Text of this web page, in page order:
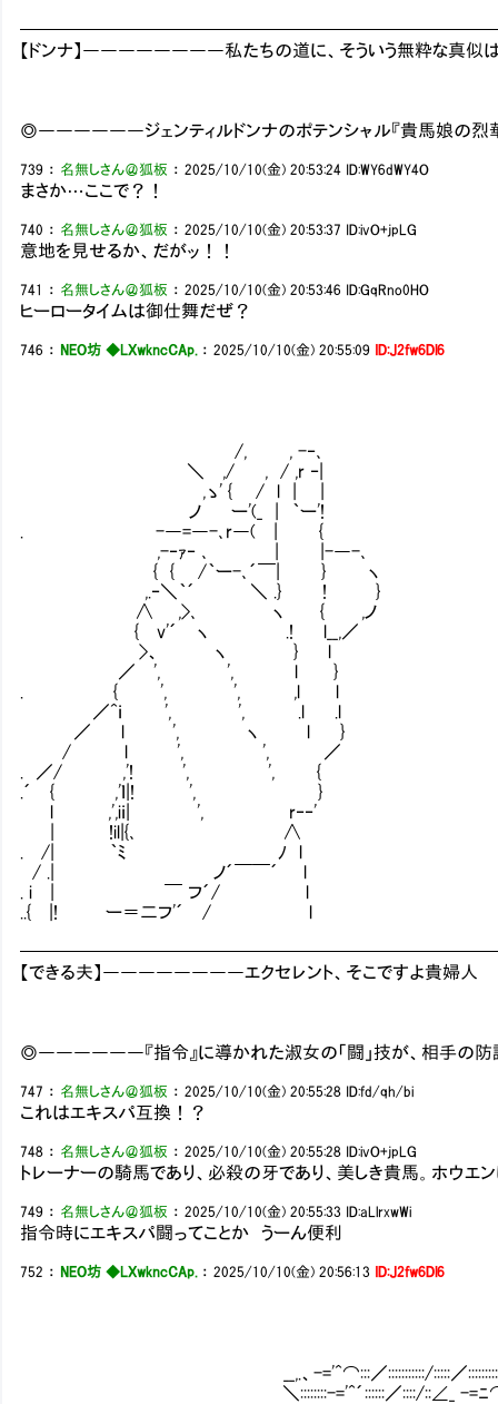
【ドンナ】――――――――私たちの道に、そういう無粋な真似は
◎――――――ジェンティルドンナのポテンシャル『貴馬娘の烈
739 ： 名無しさん＠狐板 ：2025/10/10(金) 20:53:24 ID:WY6dWY4O
まさか…ここで？！
740 ： 名無しさん＠狐板 ：2025/10/10(金) 20:53:37 ID:ivO+jpLG
意地を見せるか、だがッ！！
741 ： 名無しさん＠狐板 ：2025/10/10(金) 20:53:46 ID:GqRno0HO
ヒーロータイムは御仕舞だぜ？
746 ： NEO坊 ◆LXwkncCAp. ：2025/10/10(金) 20:55:09 ID:J2fw6Dl6
/, , -‐､
＼ ,/ , / ,r ‐|
,ゝ' { / l | |
ノ ー'(_ | ｀ー'!
. -―=―-､r―( | {
,-‐ｧ‐ ､ | |-―-､
{ { /｀ー-､´￣| } ヽ
,.‐＼｀´ ＼ .} ! }
∧ ,>､ ヽ { ,ノ
{ v'´ ヽ .! l__,／
>、 ヽ } l
／ ', ', l }
. { ', ', ,l l
／^ｉ ', ', .l .l
／ l ', ヽ l }
/ l ', ', ／
. ／/ ,'! ', ', {
.´ { ,'ｌ|! ', }
l ,',iｉ| ', r‐‐'
| !il|{､ ∧
. /| ｀ﾐ ﾉ l
/ .| ノ´￣￣´ l
. i | ￣ フ´/ l
..{ |! ー＝二フ'´ / l
【できる夫】――――――――エクセレント、そこですよ貴婦人
◎――――――『指令』に導かれた淑女の「闘」技が、相手の防
747 ： 名無しさん＠狐板 ：2025/10/10(金) 20:55:28 ID:fd/qh/bi
これはエキスパ互換！？
748 ： 名無しさん＠狐板 ：2025/10/10(金) 20:55:28 ID:ivO+jpLG
トレーナーの騎馬であり、必殺の牙であり、美しき貴馬。ホウエ
749 ： 名無しさん＠狐板 ：2025/10/10(金) 20:55:33 ID:aLlrxwWi
指令時にエキスパ闘ってことか うーん便利
752 ： NEO坊 ◆LXwkncCAp. ：2025/10/10(金) 20:56:13 ID:J2fw6Dl6
__,.、-='^⌒:::／:::::::::::/:::::／:::::::::__;;:::／
＼::::::::-='^´::::::／::::/::∠_ -=ﾆ⌒／